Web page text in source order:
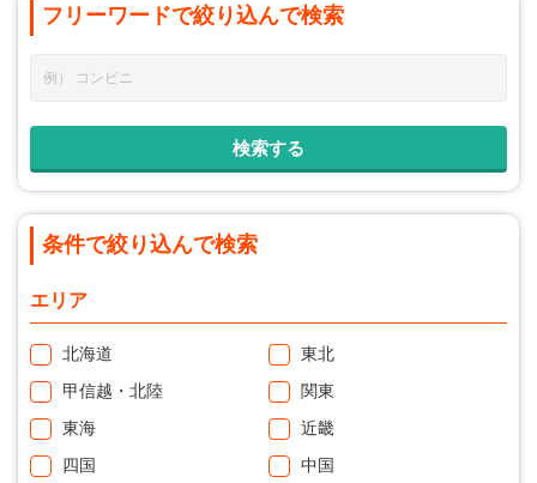
法人様オススメ
フリーワードで絞り込んで検索
条件で絞り込んで検索
エリア
北海道
東北
甲信越・北陸
関東
東海
近畿
四国
中国